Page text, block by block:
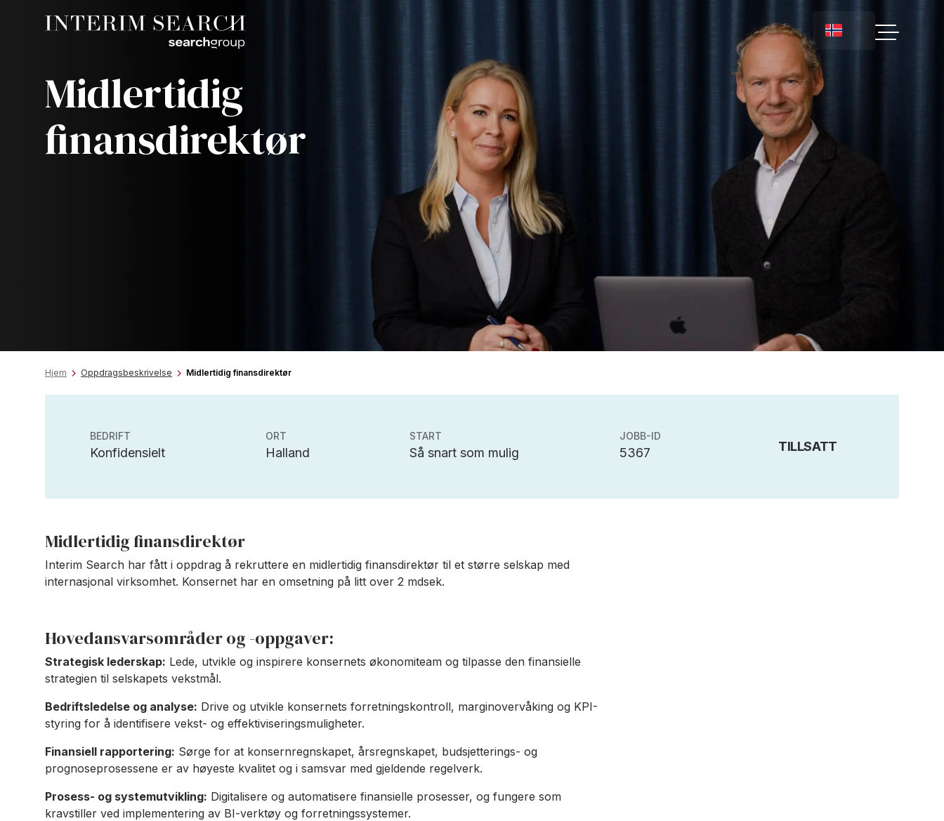
Midlertidig
finansdirektør
Hjem Oppdragsbeskrivelse Midlertidig finansdirektør
BEDRIFT
Konfidensielt
ORT
Halland
START
Så snart som mulig
JOBB-ID
5367 TILLSATT
Midlertidig finansdirektør
Interim Search har fått i oppdrag å rekruttere en midlertidig finansdirektør til et større selskap med
internasjonal virksomhet. Konsernet har en omsetning på litt over 2 mdsek.
Hovedansvarsområder og -oppgaver:
Strategisk lederskap: Lede, utvikle og inspirere konsernets økonomiteam og tilpasse den finansielle
strategien til selskapets vekstmål.
Bedriftsledelse og analyse: Drive og utvikle konsernets forretningskontroll, marginovervåking og KPI-
styring for å identifisere vekst- og effektiviseringsmuligheter.
Finansiell rapportering: Sørge for at konsernregnskapet, årsregnskapet, budsjetterings- og
prognoseprosessene er av høyeste kvalitet og i samsvar med gjeldende regelverk.
Prosess- og systemutvikling: Digitalisere og automatisere finansielle prosesser, og fungere som
kravstiller ved implementering av BI-verktøy og forretningssystemer.